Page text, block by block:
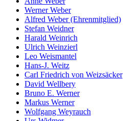
Werner Weber
Alfred Weber (Ehrenmitglied)
Stefan Weidner
Harald Weinrich
Ulrich Weinzierl
Leo Weismantel
Hans-J. Weitz
Carl Friedrich von Weizsäcker
David Wellbery
Bruno E. Werner
Markus Werner
Wolfgang Weyrauch